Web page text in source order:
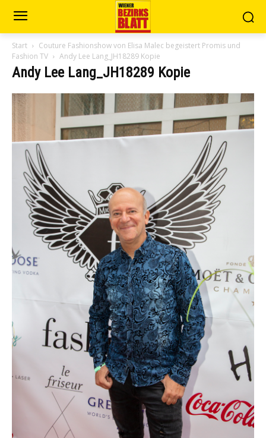
Start
Couture Fashionshow von Elisa Malec begeistert Promis und
Fashion TV
Andy Lee Lang_JH18289 Kopie
Andy Lee Lang_JH18289 Kopie